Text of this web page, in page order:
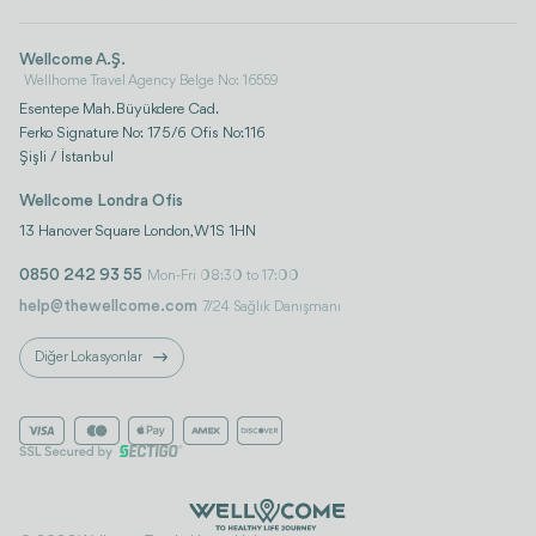
Wellcome A.Ş.
Wellhome Travel Agency Belge No: 16559
Esentepe Mah. Büyükdere Cad.
Ferko Signature No: 175/6 Ofis No:116
Şişli / İstanbul
Wellcome Londra Ofis
13 Hanover Square London, W1S 1HN
0850 242 93 55 Mon-Fri 08:30 to 17:00
help@thewellcome.com 7/24 Sağlık Danışmanı
Diğer Lokasyonlar